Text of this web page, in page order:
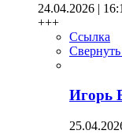
24.04.2026 |
+++
Ссылка
Свернуть
Игорь